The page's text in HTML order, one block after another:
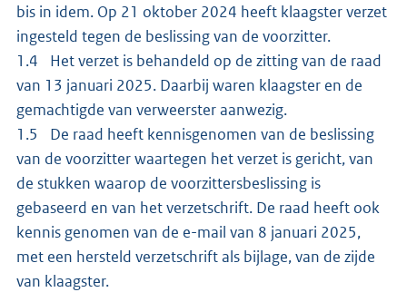
bis in idem. Op 21 oktober 2024 heeft klaagster verzet
ingesteld tegen de beslissing van de voorzitter.
1.4 Het verzet is behandeld op de zitting van de raad
van 13 januari 2025. Daarbij waren klaagster en de
gemachtigde van verweerster aanwezig.
1.5 De raad heeft kennisgenomen van de beslissing
van de voorzitter waartegen het verzet is gericht, van
de stukken waarop de voorzittersbeslissing is
gebaseerd en van het verzetschrift. De raad heeft ook
kennis genomen van de e-mail van 8 januari 2025,
met een hersteld verzetschrift als bijlage, van de zijde
van klaagster.